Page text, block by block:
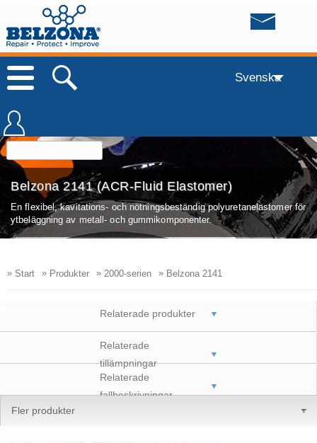
Svenska
Belzona 2141 (ACR-Fluid Elastomer)
En flexibel, kavitations- och nötningsbeständig polyuretanelastomer för
ytbeläggning av metall- och gummikomponenter.
» Start » Produkter » 2000-serien » Belzona 2141
Relaterade produkter
Relaterade
tillämpningar
Relaterade
fallbeskrivningar
Fler produkter